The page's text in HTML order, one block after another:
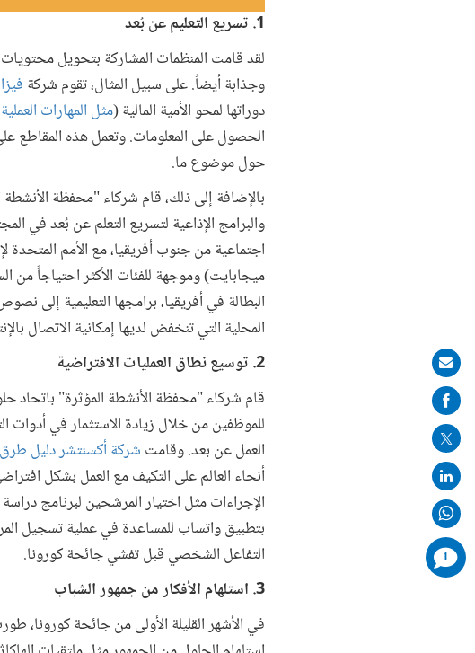
1. تسريع التعليم عن بُعد
لقد قامت المنظمات المشاركة بتحويل
وجذابة أيضاً. على سبيل المثال، تقوم شركة فيزا
دوراتها لمحو الأمية المالية (مثل المهارات
الحصول على المعلومات. وتعمل هذه المقاطع
حول موضوع ما.
بالإضافة إلى ذلك، قام شركاء "محفظة
والبرامج الإذاعية لتسريع التعلم عن بُعد في
ميجابايت) وموجهة للفئات الأكثر احتياجاً
البطالة في أفريقيا، برامجها التعليمية إلى
المحلية التي تنخفض لديها إمكانية الاتصال
2. توسيع نطاق العمليات الافتراضية
قام شركاء "محفظة الأنشطة المؤثرة" باتحاد
للموظفين من خلال زيادة الاستثمار في أدوات
العمل عن بعد. وقامت شركة أكسنتشر دليل طرق
أنحاء العالم على التكيف مع العمل بشكل
الإجراءات مثل اختيار المرشحين لبرنامج
بتطبيق واتساب للمساعدة في عملية تسجيل
التفاعل الشخصي قبل تفشي جائحة كورونا.
3. استلهام الأفكار من جمهور الشباب
في الأشهر القليلة الأولى من جائحة
Share
on
mail
1
comments
added